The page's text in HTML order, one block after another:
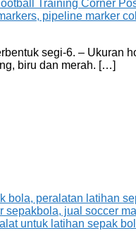
segi-6. – Ukuran
biru dan merah. […]